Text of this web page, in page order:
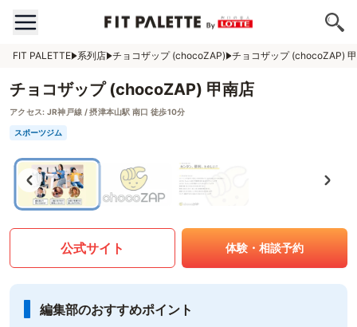
FIT PALETTE 系列店 チョコザップ (chocoZAP) チョコザップ (chocoZAP)
チョコザップ (chocoZAP) 甲南店
アクセス: JR神戸線 / 摂津本山駅 南口 徒歩10分
スポーツジム
公式サイト 体験・相談予約
編集部のおすすめポイント